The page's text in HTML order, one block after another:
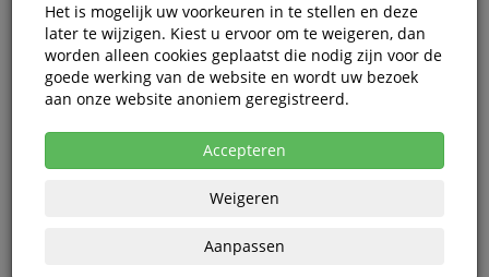
Oorkap 3M Peltor Optime Comfort
H510A (87-98dB)
Korting vanaf aankoop 2 eenheden, zieprijsoverzicht
Het is mogelijk uw voorkeuren in te stellen en deze
later te wijzigen. Kiest u ervoor om te weigeren, dan
worden alleen cookies geplaatst die nodig zijn voor de
goede werking van de website en wordt uw bezoek
aan onze website anoniem geregistreerd.
Accepteren
Weigeren
Aanpassen